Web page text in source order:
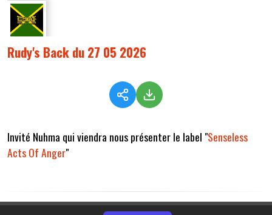
Rudy's Back du 27 05 2026
Invité Nuhma qui viendra nous présenter le label "Senseless
Acts Of Anger"